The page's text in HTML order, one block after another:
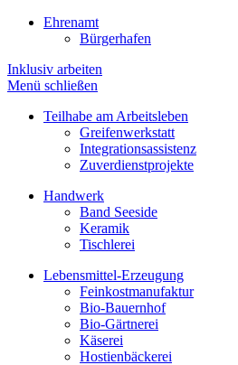
Ehrenamt
Bürgerhafen
Inklusiv arbeiten
Menü schließen
Teilhabe am Arbeitsleben
Greifenwerkstatt
Integrationsassistenz
Zuverdienstprojekte
Handwerk
Band Seeside
Keramik
Tischlerei
Lebensmittel-Erzeugung
Feinkostmanufaktur
Bio-Bauernhof
Bio-Gärtnerei
Käserei
Hostienbäckerei